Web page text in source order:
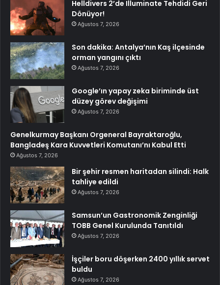
Helldivers 2’de Illuminate Tehdidi Geri
Dönüyor!
Ağustos 7, 2026
Son dakika: Antalya’nın Kaş ilçesinde
orman yangını çıktı
Ağustos 7, 2026
Google’ın yapay zeka biriminde üst
düzey görev değişimi
Ağustos 7, 2026
Genelkurmay Başkanı Orgeneral Bayraktaroğlu,
Bangladeş Kara Kuvvetleri Komutanı’nı Kabul Etti
Ağustos 7, 2026
Bir şehir resmen haritadan silindi: Halk
tahliye edildi
Ağustos 7, 2026
Samsun’un Gastronomik Zenginliği
TOBB Genel Kurulunda Tanıtıldı
Ağustos 7, 2026
İşçiler boru döşerken 2400 yıllık servet
buldu
Ağustos 7, 2026